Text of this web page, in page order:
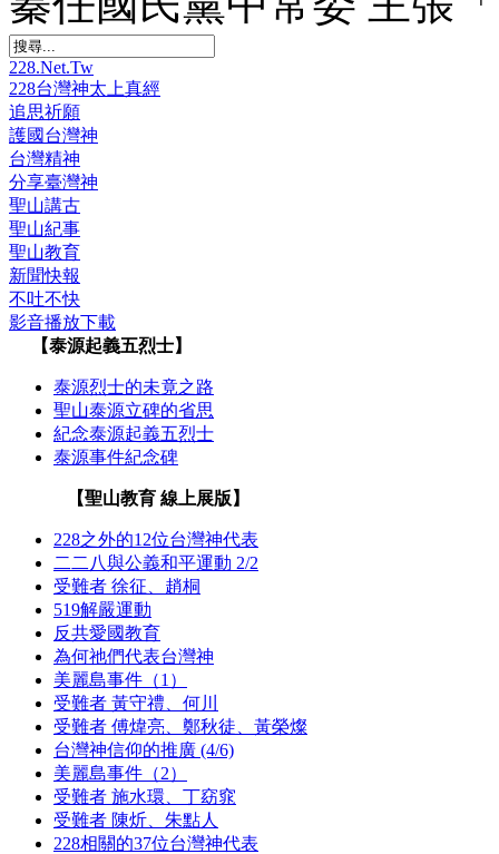
228.Net.Tw
228台灣神太上真經
追思祈願
護國台灣神
台灣精神
分享臺灣神
聖山講古
聖山紀事
聖山教育
新聞快報
不吐不快
影音播放下載
【泰源起義五烈士】
泰源烈士的未竟之路
聖山泰源立碑的省思
紀念泰源起義五烈士
泰源事件紀念碑
【聖山教育 線上展版】
228之外的12位台灣神代表
二二八與公義和平運動 2/2
受難者 徐征、趙桐
519解嚴運動
反共愛國教育
為何祂們代表台灣神
美麗島事件（1）
受難者 黃守禮、何川
受難者 傅煒亮、鄭秋徒、黃榮燦
台灣神信仰的推廣 (4/6)
美麗島事件（2）
受難者 施水環、丁窈窕
受難者 陳炘、朱點人
228相關的37位台灣神代表